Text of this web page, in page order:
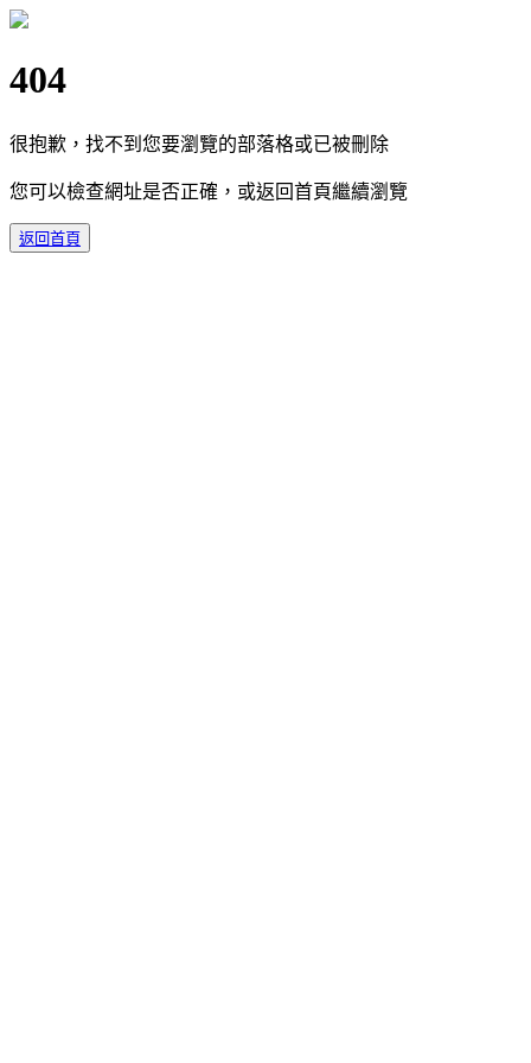
404
很抱歉，找不到您要瀏覽的部落格或已被刪除
您可以檢查網址是否正確，或返回首頁繼續瀏覽
返回首頁